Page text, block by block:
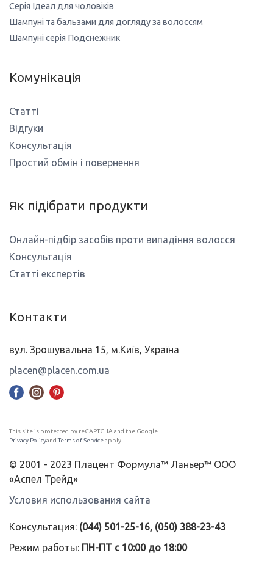
Серія Ідеал для чоловіків
Шампуні та бальзами для догляду за волоссям
Шампуні серія Подснежник
Комунікація
Статті
Відгуки
Консультація
Простий обмін і повернення
Як підібрати продукти
Онлайн-підбір засобів проти випадіння волосся
Консультація
Статті експертів
Контакти
вул. Зрошувальна 15, м.Київ, Україна
placen@placen.com.ua
This site is protected by reCAPTCHA and the Google
Privacy Policyand Terms of Serviceapply.
© 2001 - 2023 Плацент Формула™ Ланьер™ ООО
«Аспел Трейд»
Условия использования сайта
Консультация: (044) 501-25-16, (050) 388-23-43
Режим работы: ПН-ПТ с 10:00 до 18:00